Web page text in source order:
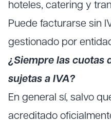
hoteles, catering y
Puede facturarse sin
gestionado por
¿Siempre las cuotas
sujetas a IVA?
En general sí, salvo
acreditado